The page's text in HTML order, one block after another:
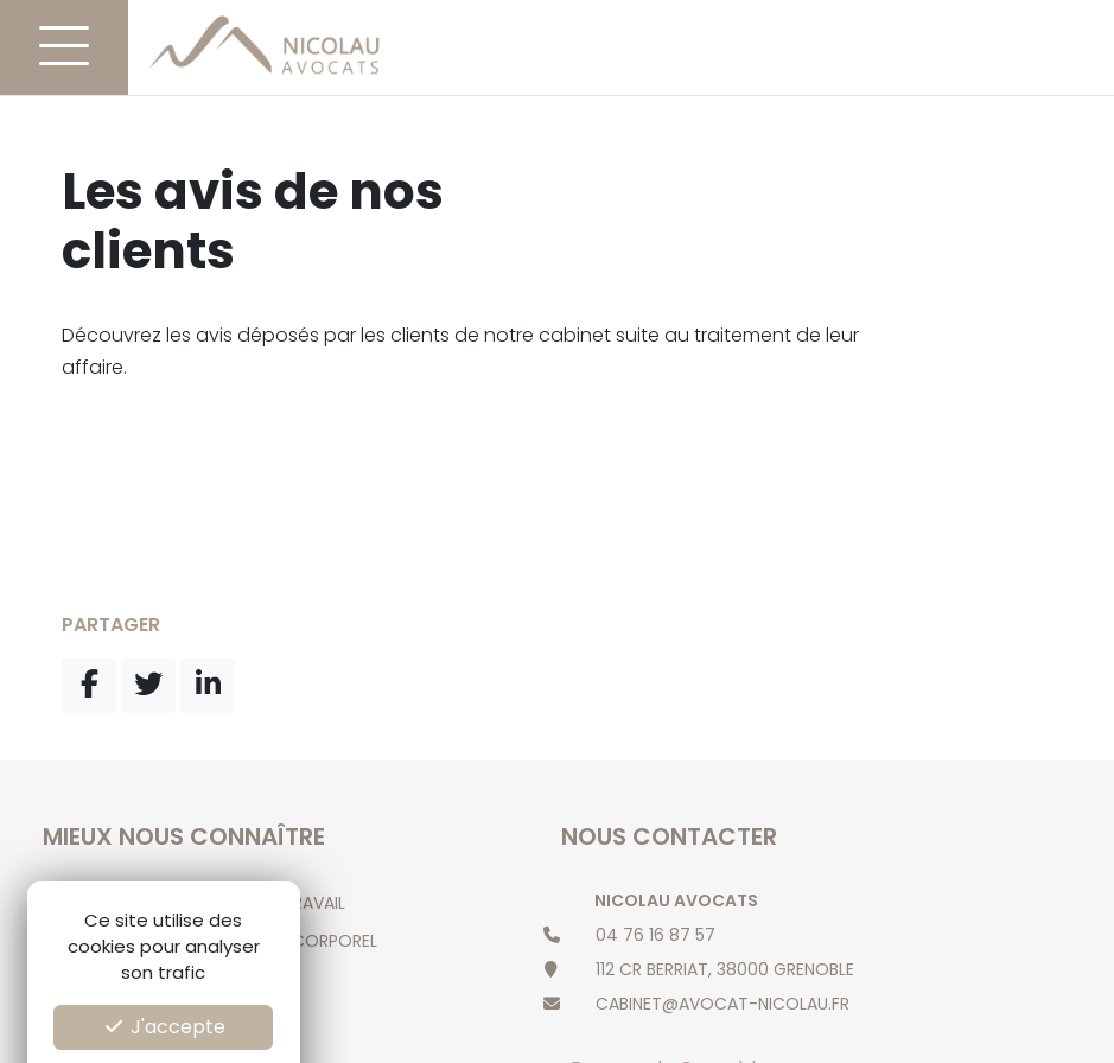
Les avis de nos
clients
Découvrez les avis déposés par les clients de notre cabinet suite au traitement de leur
affaire.
PARTAGER
MIEUX NOUS CONNAÎTRE
NOTRE ACTIVITÉ EN DROIT DU TRAVAIL
NOTRE ACTIVITÉ EN DOMMAGE CORPOREL
NOTRE ÉQUIPE
AVIS CLIENTS
NOUS CONTACTER
NICOLAU AVOCATS
04 76 16 87 57
112 CR BERRIAT, 38000 GRENOBLE
CABINET@AVOCAT-NICOLAU.FR
Ce site utilise des
cookies pour analyser
son trafic
J'accepte